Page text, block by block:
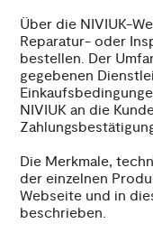
Über die NIVIUK-
Reparatur- oder
bestellen. Der
gegebenen
NIVIUK an die
Die Merkmale,
der einzelnen
Webseite und in
beschrieben.